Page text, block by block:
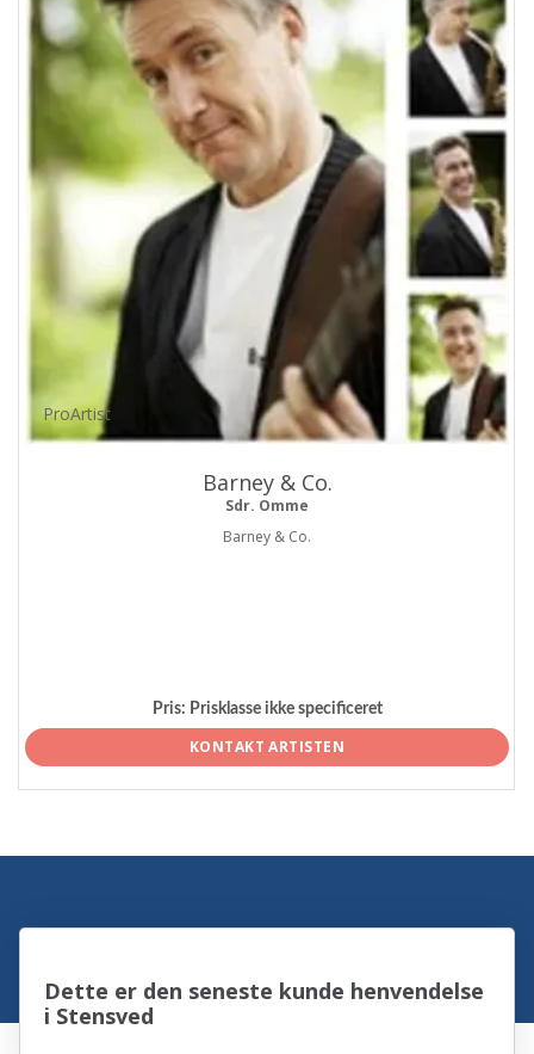
ProArtist
Barney & Co.
Sdr. Omme
Barney & Co.
Pris: Prisklasse ikke specificeret
KONTAKT ARTISTEN
Dette er den seneste kunde henvendelse
i Stensved